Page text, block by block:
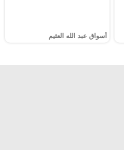
أسواق عبد الله العثيم